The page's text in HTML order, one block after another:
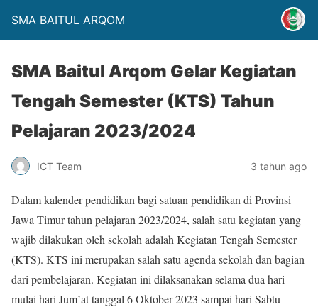
SMA BAITUL ARQOM
SMA Baitul Arqom Gelar Kegiatan
Tengah Semester (KTS) Tahun
Pelajaran 2023/2024
ICT Team 3 tahun ago
Dalam kalender pendidikan bagi satuan pendidikan di Provinsi
Jawa Timur tahun pelajaran 2023/2024, salah satu kegiatan yang
wajib dilakukan oleh sekolah adalah Kegiatan Tengah Semester
(KTS). KTS ini merupakan salah satu agenda sekolah dan bagian
dari pembelajaran. Kegiatan ini dilaksanakan selama dua hari
mulai hari Jum’at tanggal 6 Oktober 2023 sampai hari Sabtu